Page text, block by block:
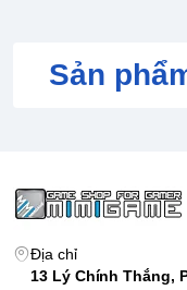
Thông tin sản
& Violet Twilight
11 gói bài Scarlet &
chứa 10 thẻ bài và 1
Sản
Địa chỉ
13 Lý Chính Thắng,